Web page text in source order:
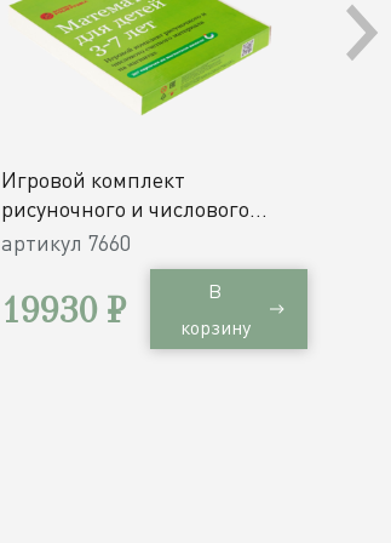
Игровой комплект
рисуночного и числового
счетного материала на
магнитах Математика для
детей 3-7 лет / 357 карточек
артикул 7660
19930 ₽
В
корзину